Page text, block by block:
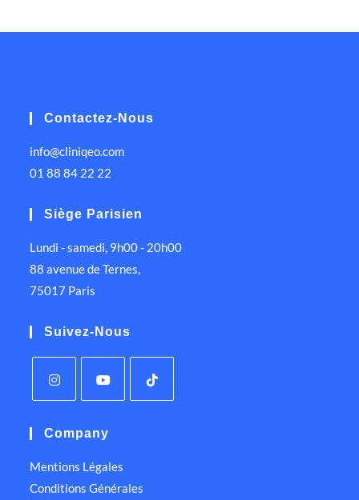
Contactez-Nous
info@cliniqeo.com
01 88 84 22 22
Siège Parisien
Lundi - samedi, 9h00 - 20h00
88 avenue de Ternes,
75017 Paris
Suivez-Nous
Company
Mentions Légales
Conditions Générales